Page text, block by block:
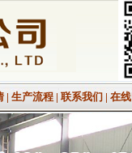
| 生产流程 | 联系我们 | 在